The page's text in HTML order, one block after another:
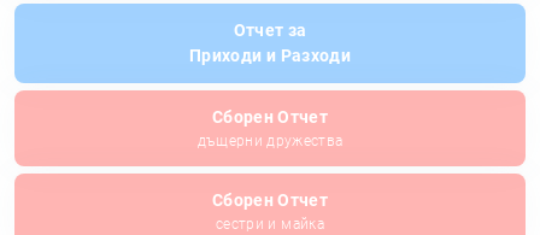
Отчет за
Приходи и Разходи
Сборен Отчет
дъщерни дружества
Сборен Отчет
сестри и майка